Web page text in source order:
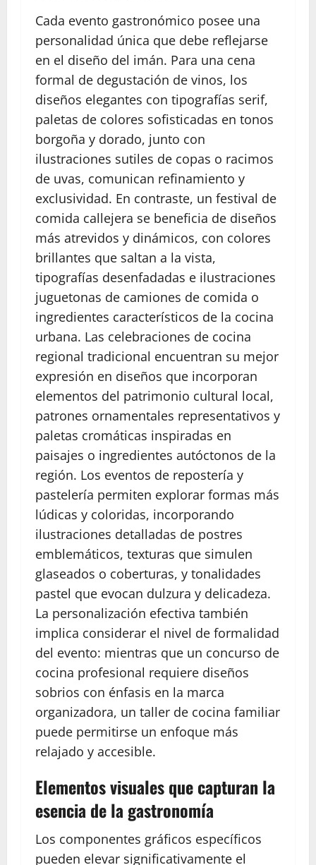
Cada evento gastronómico posee una
personalidad única que debe reflejarse
en el diseño del imán. Para una cena
formal de degustación de vinos, los
diseños elegantes con tipografías serif,
paletas de colores sofisticadas en tonos
borgoña y dorado, junto con
ilustraciones sutiles de copas o racimos
de uvas, comunican refinamiento y
exclusividad. En contraste, un festival de
comida callejera se beneficia de diseños
más atrevidos y dinámicos, con colores
brillantes que saltan a la vista,
tipografías desenfadadas e ilustraciones
juguetonas de camiones de comida o
ingredientes característicos de la cocina
urbana. Las celebraciones de cocina
regional tradicional encuentran su mejor
expresión en diseños que incorporan
elementos del patrimonio cultural local,
patrones ornamentales representativos y
paletas cromáticas inspiradas en
paisajes o ingredientes autóctonos de la
región. Los eventos de repostería y
pastelería permiten explorar formas más
lúdicas y coloridas, incorporando
ilustraciones detalladas de postres
emblemáticos, texturas que simulen
glaseados o coberturas, y tonalidades
pastel que evocan dulzura y delicadeza.
La personalización efectiva también
implica considerar el nivel de formalidad
del evento: mientras que un concurso de
cocina profesional requiere diseños
sobrios con énfasis en la marca
organizadora, un taller de cocina familiar
puede permitirse un enfoque más
relajado y accesible.
Elementos visuales que capturan la
esencia de la gastronomía
Los componentes gráficos específicos
pueden elevar significativamente el